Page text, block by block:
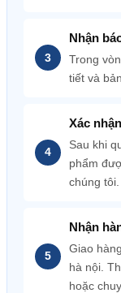
Nhận
Trong
tiết và
Xác
Sau khi
phẩm
chúng tôi.
Nhận
Giao
hà nội.
hoặc